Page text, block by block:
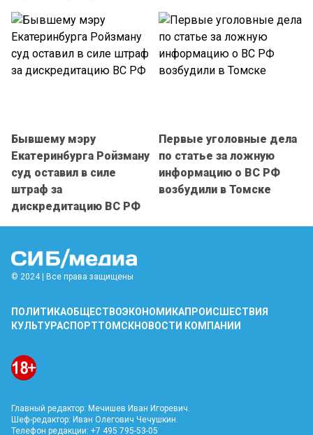
Бывшему мэру
Екатеринбурга Ройзману
суд оставил в силе
штраф за
дискредитацию ВС РФ
Первые уголовные дела
по статье за ложную
информацию о ВС РФ
возбудили в Томске
© 2024 | Все права защищены
ПОЛИТИКАОБЩЕСТВОЭКОНОМИКАПРОИСШЕСТВИЯ
КУЛЬТУРАСПОРТТОМСКНОВОСТИ КОМПАНИИ
Главный редактор: Мечишев Иван Игоревич.
Шеф-редактор: Иван Олегович Чечушкин.
Телефон редакции: +7 495 795-53-05